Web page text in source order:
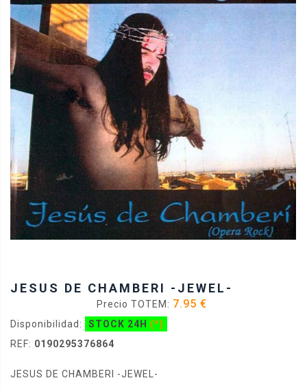
JESUS DE CHAMBERI -JEWEL-
Precio TOTEM: 7.95 €
Disponibilidad: STOCK 24H (*)
REF: 0190295376864
JESUS DE CHAMBERI -JEWEL-